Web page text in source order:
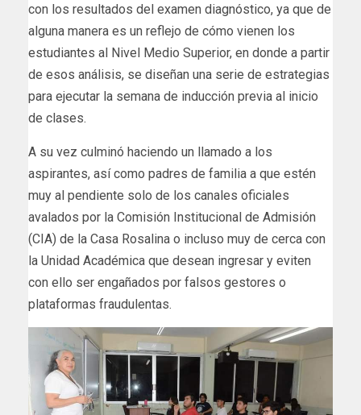
con los resultados del examen diagnóstico, ya que de
alguna manera es un reflejo de cómo vienen los
estudiantes al Nivel Medio Superior, en donde a partir
de esos análisis, se diseñan una serie de estrategias
para ejecutar la semana de inducción previa al inicio
de clases.
A su vez culminó haciendo un llamado a los
aspirantes, así como padres de familia a que estén
muy al pendiente solo de los canales oficiales
avalados por la Comisión Institucional de Admisión
(CIA) de la Casa Rosalina o incluso muy de cerca con
la Unidad Académica que desean ingresar y eviten
con ello ser engañados por falsos gestores o
plataformas fraudulentas.